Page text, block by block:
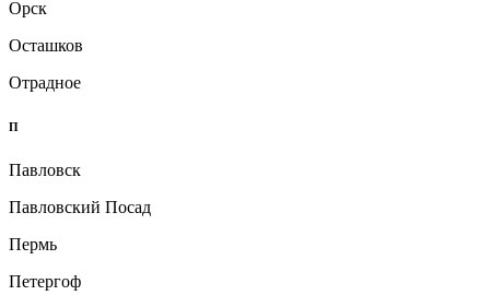
Орск
Осташков
Отрадное
П
Павловск
Павловский Посад
Пермь
Петергоф